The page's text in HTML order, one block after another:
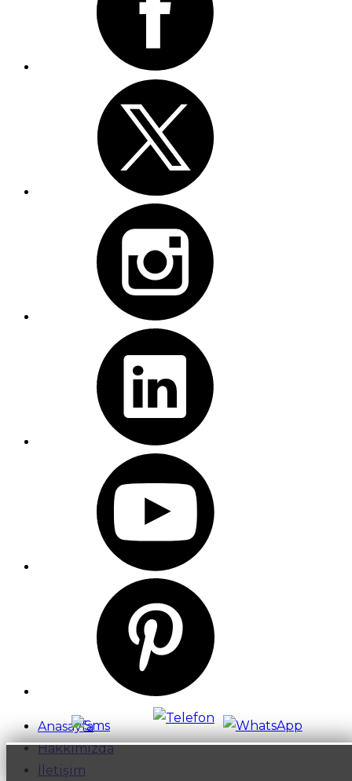
Anasayfa
Hakkımızda
İletişim